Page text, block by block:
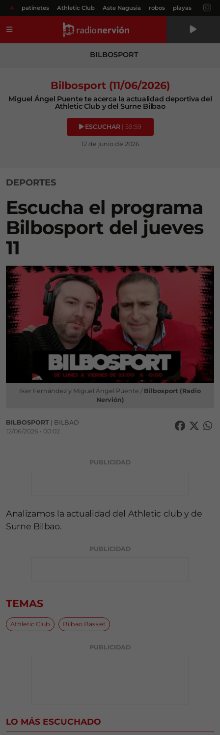
# patinetes Athletic Club Aste Nagusia robos playas
BILBOSPORT
Bilbosport (11/06/2026)
Miguel Ángel Puente te acerca la actualidad deportiva del
Athletic Club y del Surne Bilbao
ESCUCHAR | 59:59
12 de junio de 2026
DEPORTES
Escucha el programa
Bilbosport del jueves
11
Iker Fernández y Miguel Ángel Puente / Bilbosport (Radio
Nervión)
BILBOSPORT | BILBAO
12/06/2026 • 00:02
PUBLICIDAD
Analizamos la actualidad del Athletic club y de
Surne Bilbao.
PUBLICIDAD
TEMAS
Athletic Club Bilbao Basket
PUBLICIDAD
LO MÁS ESCUCHADO